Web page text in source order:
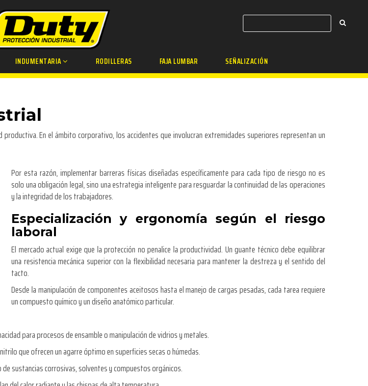
INDUMENTARIA RODILLERAS FAJA LUMBAR SEÑALIZACIÓN
En el ámbito corporativo, los accidentes que involucran extremidades superiores representan un
Por esta razón, implementar barreras físicas diseñadas específicamente para cada tipo de riesgo no es
solo una obligación legal, sino una estrategia inteligente para resguardar la continuidad de las operaciones
y la integridad de los trabajadores.
Especialización y ergonomía según el riesgo
laboral
El mercado actual exige que la protección no penalice la productividad. Un guante técnico debe equilibrar
una resistencia mecánica superior con la flexibilidad necesaria para mantener la destreza y el sentido del
tacto.
Desde la manipulación de componentes aceitosos hasta el manejo de cargas pesadas, cada tarea requiere
un compuesto químico y un diseño anatómico particular.
para procesos de ensamble o manipulación de vidrios y metales.
que ofrecen un agarre óptimo en superficies secas o húmedas.
sustancias corrosivas, solventes y compuestos orgánicos.